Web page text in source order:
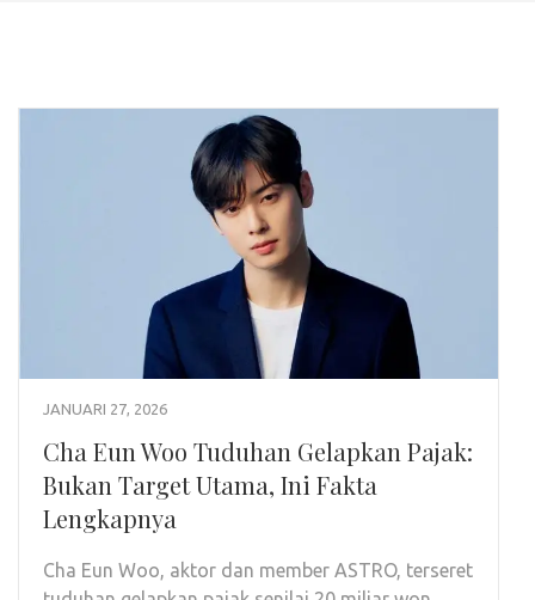
JANUARI 27, 2026
Cha Eun Woo Tuduhan Gelapkan Pajak:
Bukan Target Utama, Ini Fakta
Lengkapnya
Cha Eun Woo, aktor dan member ASTRO, terseret